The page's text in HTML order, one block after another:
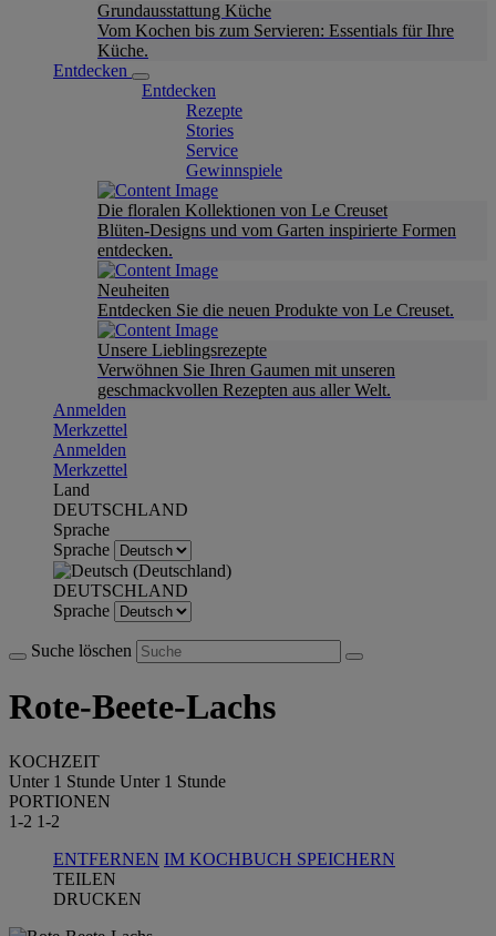
Grundausstattung Küche
Vom Kochen bis zum Servieren: Essentials für Ihre
Küche.
Entdecken
Entdecken
Rezepte
Stories
Service
Gewinnspiele
Die floralen Kollektionen von Le Creuset
Blüten-Designs und vom Garten inspirierte Formen
entdecken.
Neuheiten
Entdecken Sie die neuen Produkte von Le Creuset.
Unsere Lieblingsrezepte
Verwöhnen Sie Ihren Gaumen mit unseren
geschmackvollen Rezepten aus aller Welt.
Anmelden
Merkzettel
Anmelden
Merkzettel
Land
DEUTSCHLAND
Sprache
Sprache
DEUTSCHLAND
Sprache
Suche löschen
Rote-Beete-Lachs
KOCHZEIT
Unter 1 Stunde Unter 1 Stunde
PORTIONEN
1-2 1-2
ENTFERNEN IM KOCHBUCH SPEICHERN
TEILEN
DRUCKEN